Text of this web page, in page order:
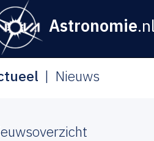
Astronomie.nl
Nieuws